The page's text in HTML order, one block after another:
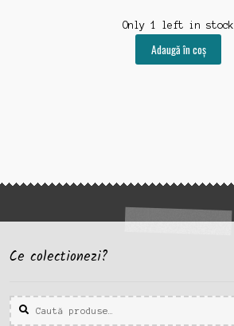
Only 1 left in stock
Adaugă în coș
Ce colectionezi?
Caută
după:
Caută